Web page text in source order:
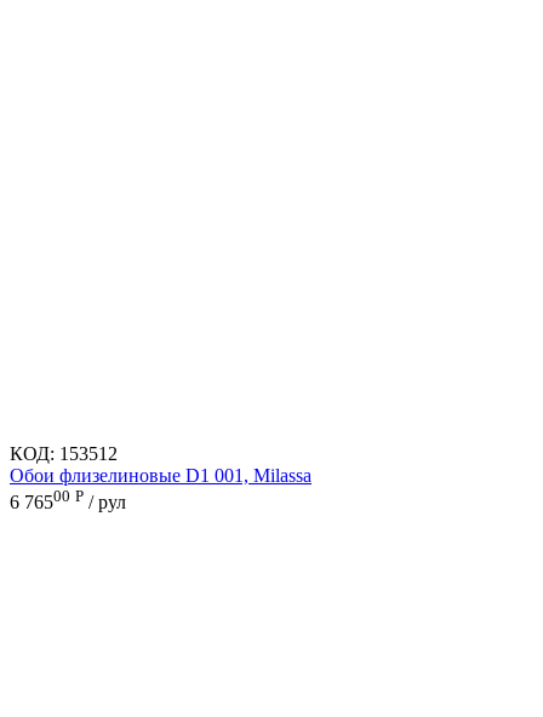
КОД: 153512
Обои флизелиновые D1 001, Milassa
6 76500 Р / рул